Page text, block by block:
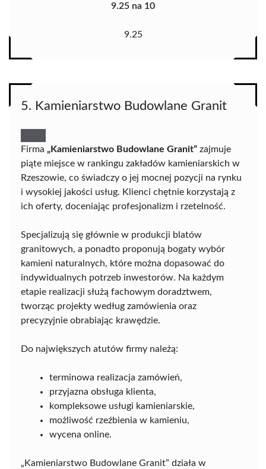
9.25 na 10
9.25
5. Kamieniarstwo Budowlane Granit
Firma „Kamieniarstwo Budowlane Granit” zajmuje
piąte miejsce w rankingu zakładów kamieniarskich w
Rzeszowie, co świadczy o jej mocnej pozycji na rynku
i wysokiej jakości usług. Klienci chętnie korzystają z
ich oferty, doceniając profesjonalizm i rzetelność.
Specjalizują się głównie w produkcji blatów
granitowych, a ponadto proponują bogaty wybór
kamieni naturalnych, które można dopasować do
indywidualnych potrzeb inwestorów. Na każdym
etapie realizacji służą fachowym doradztwem,
tworząc projekty według zamówienia oraz
precyzyjnie obrabiając krawędzie.
Do największych atutów firmy należą:
terminowa realizacja zamówień,
przyjazna obsługa klienta,
kompleksowe usługi kamieniarskie,
możliwość rzeźbienia w kamieniu,
wycena online.
„Kamieniarstwo Budowlane Granit” działa w